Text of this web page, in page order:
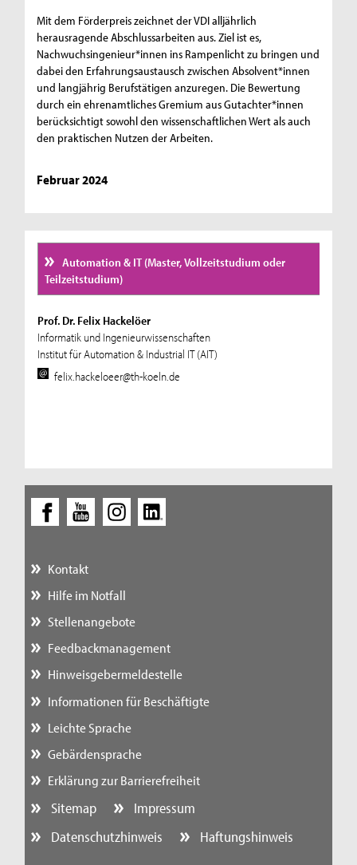
Mit dem Förderpreis zeichnet der VDI alljährlich
herausragende Abschlussarbeiten aus. Ziel ist es,
Nachwuchsingenieur*innen ins Rampenlicht zu bringen und
dabei den Erfahrungsaustausch zwischen Absolvent*innen
und langjährig Berufstätigen anzuregen. Die Bewertung
durch ein ehrenamtliches Gremium aus Gutachter*innen
berücksichtigt sowohl den wissenschaftlichen Wert als auch
den praktischen Nutzen der Arbeiten.
Februar 2024
Automation & IT (Master, Vollzeitstudium oder
Teilzeitstudium)
Prof. Dr. Felix Hackelöer
Informatik und Ingenieurwissenschaften
Institut für Automation & Industrial IT (AIT)
felix.hackeloeer@th-koeln.de
Kontakt
Hilfe im Notfall
Stellenangebote
Feedbackmanagement
Hinweisgebermeldestelle
Informationen für Beschäftigte
Leichte Sprache
Gebärdensprache
Erklärung zur Barrierefreiheit
Sitemap
Impressum
Datenschutzhinweis
Haftungshinweis